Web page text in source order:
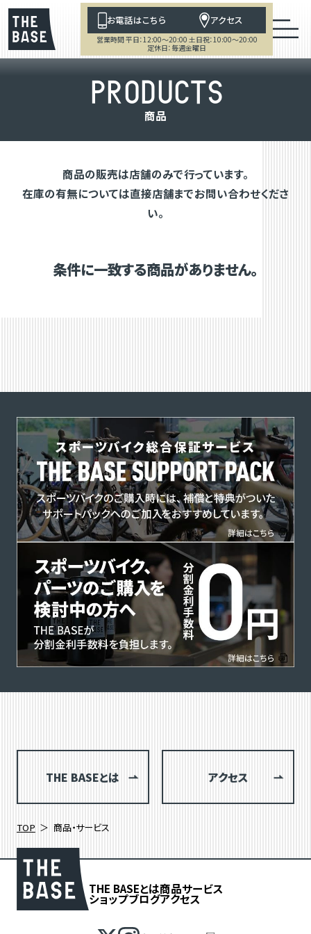
お電話はこちら アクセス
営業時間 平日：12:00～20:00 土日祝：10:00～20:00
定休日：毎週金曜日
PRODUCTS
商品
商品の販売は店舗のみで行っています。
在庫の有無については直接店舗までお問い合わせくださ
い。
条件に一致する商品がありません。
THE BASEとは アクセス
TOP 商品・サービス
THE BASEとは商品サービス
ショップブログアクセス